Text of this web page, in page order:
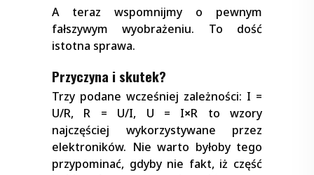
A teraz wspomnijmy o pewnym
fałszywym wyobrażeniu. To dość
istotna sprawa.
Przyczyna i skutek?
Trzy podane wcześniej zależności: I =
U/R, R = U/I, U = I×R to wzory
najczęściej wykorzystywane przez
elektroników. Nie warto byłoby tego
przypominać, gdyby nie fakt, iż część